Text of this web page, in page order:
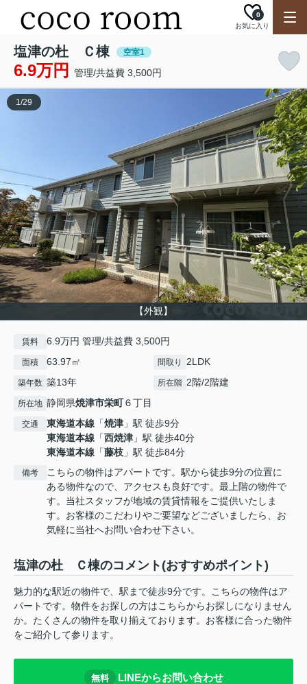
お気に入り
0
塩津の杜 Ｃ棟 空室1
6.9万円 管理/共益費 3,500円
【外観】
1/29
賃料 6.9万円 管理/共益費 3,500円
面積 63.97㎡ 間取り 2LDK
築年数 築13年 所在階 2階/2階建
所在地 静岡県焼津市栄町６丁目
交通 東海道本線 「焼津 」駅 徒歩9分
東海道本線 「西焼津 」駅 徒歩40分
東海道本線 「藤枝 」駅 徒歩84分
備考
こちらの物件はアパートです。駅から徒歩9分の位置に
ある物件なので、アクセスも良好です。最上階の物件で
す。当社スタッフが地域の賃貸情報をご提供いたしま
す。お客様のこだわりやご要望などございましたら、お
気軽に当社へお問い合わせ下さい。
塩津の杜 Ｃ棟のコメント(おすすめポイント)
魅力的な駅近の物件で、駅まで徒歩9分です。こちらの物件はア
パートです。物件をお探しの方はこちらからお探しになりません
か。たくさんの物件を取り揃えております。お客様に合った物件
をご紹介して参ります。
無料 LINEからお問い合わせ